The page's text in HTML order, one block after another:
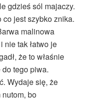
gdzieś sól majaczy.
jest szybko znika.
malinowa
nie tak łatwo je
że to właśnie
tego piwa.
Wydaje się, że
bo